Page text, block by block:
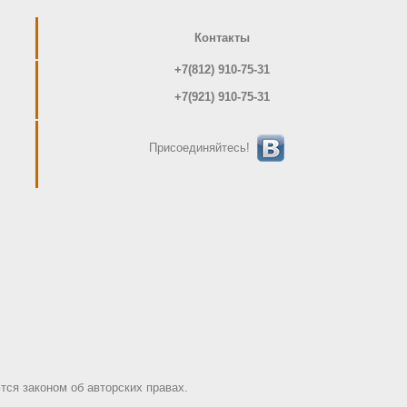
Контакты
+7(812) 910-75-31
+7(921) 910-75-31
Присоединяйтесь!
законом об авторских правах.